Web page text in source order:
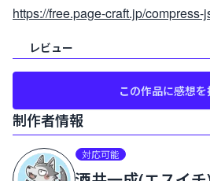
https://free.page-craft.jp/compress-
制作者情報
プロフィール:酒井一成(エスイチ)
対応可能
レビュー
この作品に感想を